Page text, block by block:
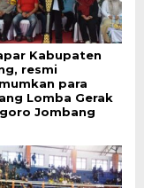
Kabupaten
resmi
para
Lomba Gerak
Jombang